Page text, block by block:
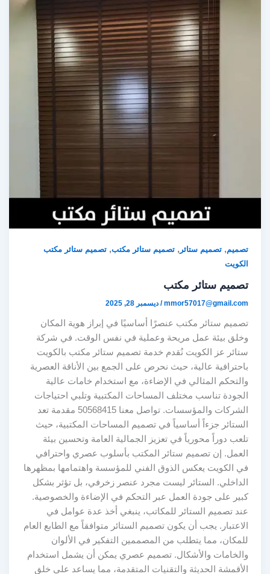
تصميم,تصميم ستائر,تصميم ستائر مكتب,تصميم ستائر مكتب
الكويت
تصميم ستائر مكتب
mmor57017@gmail.com
/ديسمبر 28, 2025
تصميم ستائر مكتب عنصرًا أساسيًا في إبراز هوية المكان
وخلق بيئة عمل مريحة وعملية في نفس الوقت. في شركة
ستائر عز الكويت نُقدم خدمة تصميم ستائر مكتب بالكويت
باحترافية عالية، حيث نحرص على الجمع بين الأناقة العصرية
والتحكم المثالي في الإضاءة، مع استخدام خامات عالية
الجودة تناسب مختلف المساحات المكتبية وتلبي احتياجات
الشركات والمؤسسات. تواصل معنا 50568415 مقدمة تعد
الستائر جزءاً أساسياً في تصميم المساحات المكتبية، حيث
تلعب دوراً محورياً في تعزيز الجمالية العامة وتحسين بيئة
العمل. إن تصميم ستائر المكتب بأسلوب عصري واحترافي
في الكويت يعكس الذوق الفني للمؤسسة واهتمامها بمظهرها
الداخلي. الستائر ليست مجرد عنصر زخرفي، بل تؤثر بشكل
كبير على جودة العمل عبر التحكم في الإضاءة والخصوصية.
عند تصميم الستائر للمكاتب، ينبغي أخذ عدة عوامل في
الاعتبار. يجب أن يكون تصميم الستائر متوافقاً مع الطابع العام
للمكان، مما يتطلب من المصممين التفكير في الألوان
والخامات والأشكال. تصميم عصري يمكن أن يشمل استخدام
الأقمشة الحديثة والتقنيات المتقدمة، مما يساعد على خلق